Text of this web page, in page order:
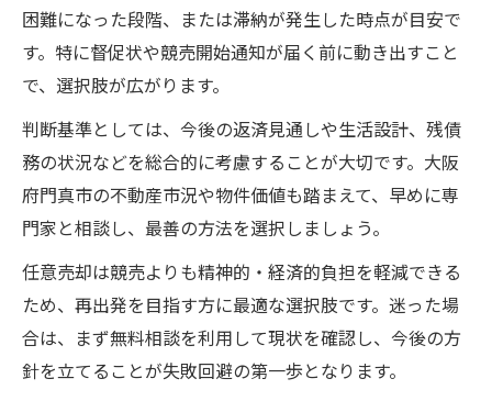
困難になった段階、または滞納が発生した時点が目安で
す。特に督促状や競売開始通知が届く前に動き出すこと
で、選択肢が広がります。
判断基準としては、今後の返済見通しや生活設計、残債
務の状況などを総合的に考慮することが大切です。大阪
府門真市の不動産市況や物件価値も踏まえて、早めに専
門家と相談し、最善の方法を選択しましょう。
任意売却は競売よりも精神的・経済的負担を軽減できる
ため、再出発を目指す方に最適な選択肢です。迷った場
合は、まず無料相談を利用して現状を確認し、今後の方
針を立てることが失敗回避の第一歩となります。